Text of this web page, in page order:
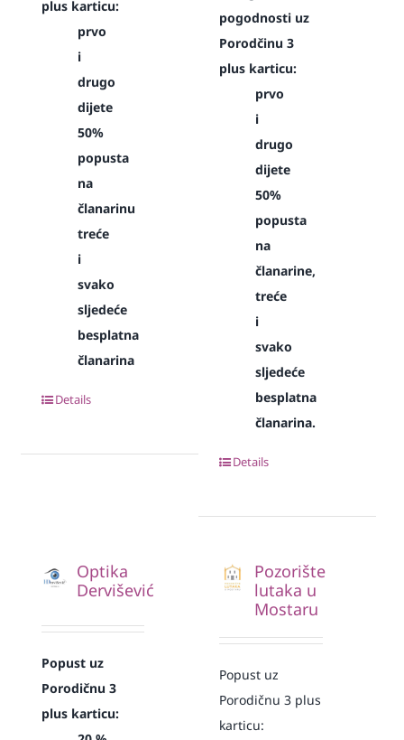
plus karticu:
prvo
i
drugo
dijete
50%
popusta
na
članarinu
treće
i
svako
sljedeće
besplatna
članarina
Details
pogodnosti uz
Porodčinu 3
plus karticu:
prvo
i
drugo
dijete
50%
popusta
na
članarine,
treće
i
svako
sljedeće
besplatna
članarina.
Details
Optika
Dervišević
Popust uz
Porodičnu 3
plus karticu:
Pozorište
lutaka u
Mostaru
Popust uz
Porodičnu 3 plus
karticu: